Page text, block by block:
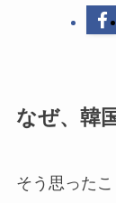
なぜ、韓
そう思った